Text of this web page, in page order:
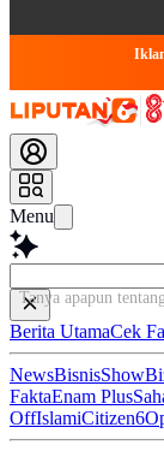
Menu
Tanya apapun
Berita UtamaCek
NewsBisnis
FaktaEnam Plus
OffIslamiCitizen6